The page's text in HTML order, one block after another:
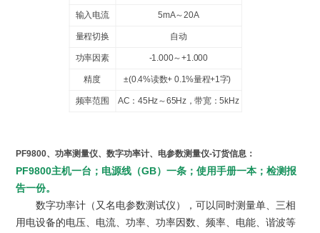
输入电流 5mA～20A
量程切换 自动
功率因素 -1.000～+1.000
精度 ±(0.4%读数+ 0.1%量程+1字)
频率范围 AC ：45Hz～65Hz，带宽：5kHz
PF9800、功率测量仪、数字功率计、电参数测量仪-订货信息：
PF9800主机一台；电源线（GB）一条；使用手册一本；检测报
告一份。
数字功率计（又名电参数测试仪），可以同时测量单、三相
用电设备的电压、电流、功率、功率因数、频率、电能、谐波等